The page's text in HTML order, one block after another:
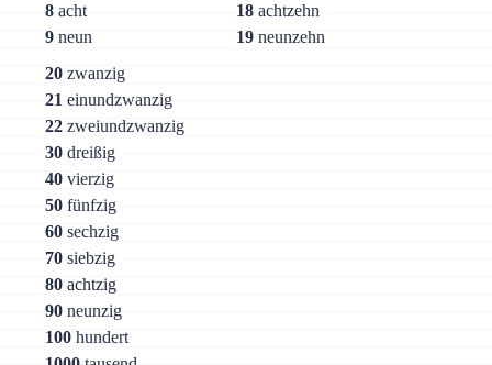
8 acht
9 neun
18 achtzehn
19 neunzehn
20 zwanzig
21 einundzwanzig
22 zweiundzwanzig
30 dreißig
40 vierzig
50 fünfzig
60 sechzig
70 siebzig
80 achtzig
90 neunzig
100 hundert